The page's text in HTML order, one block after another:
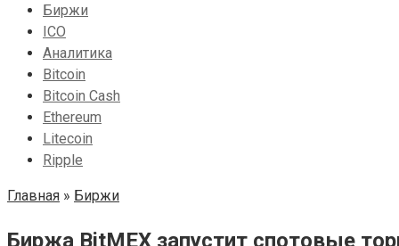
Биржи
ICO
Аналитика
Bitcoin
Bitcoin Cash
Ethereum
Litecoin
Ripple
Главная » Биржи
Биржа BitMEX запустит спотовые